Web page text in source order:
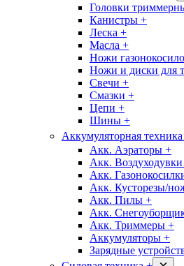
Головки
Канистры +
Леска +
Масла +
Ножи
Ножи и диски для
Свечи +
Смазки +
Цепи +
Шины +
Аккумуляторная
Акк. Аэраторы +
Акк.
Акк.
Акк. Кусторезы/
Акк. Пилы +
Акк.
Акк. Триммеры +
Аккумуляторы +
Зарядные